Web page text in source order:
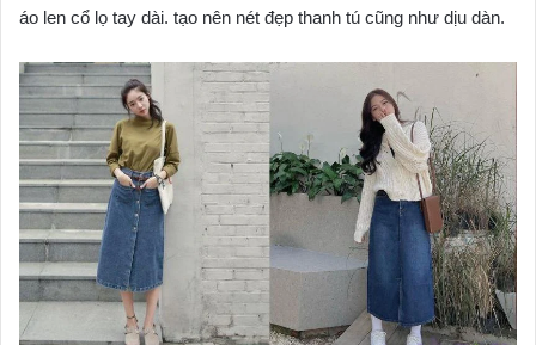
áo len cổ lọ tay dài. tạo nên nét đẹp thanh tú cũng như dịu dàn.